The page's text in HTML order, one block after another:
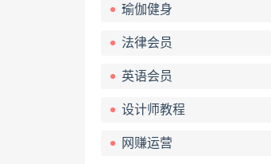
瑜伽健身
法律会员
英语会员
设计师教程
网赚运营